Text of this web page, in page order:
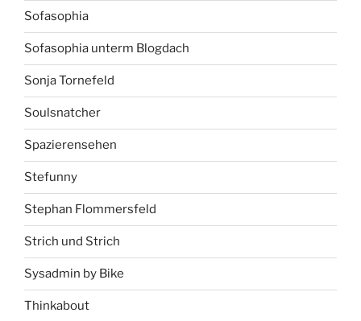
Sofasophia
Sofasophia unterm Blogdach
Sonja Tornefeld
Soulsnatcher
Spazierensehen
Stefunny
Stephan Flommersfeld
Strich und Strich
Sysadmin by Bike
Thinkabout